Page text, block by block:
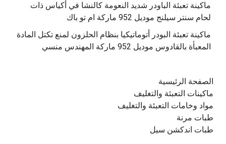
‫ماكينة تعبئة الباودر شديد النعومة كالنشا في أكياس ذات
‫ماكينة تعبئة البودر أتوماتيكيا بنظام الحلزون لمنع تكتل المادة
الصفحة الرئيسية
ماكينات التعبئة والتغليف
مواد وخامات التعبئة والتغليف
طبات مرنة
طبات اندكشن سيل